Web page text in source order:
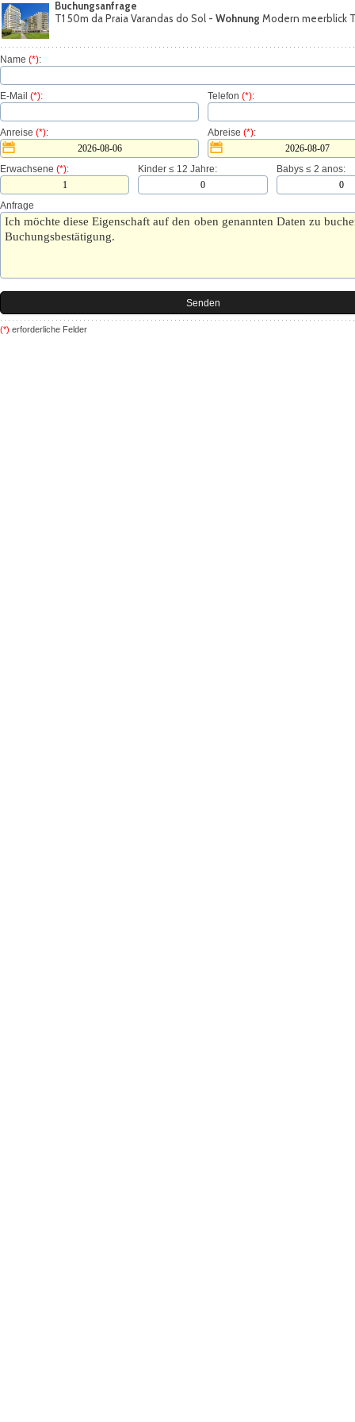
Buchungsanfrage
T1 50m da Praia Varandas do Sol - Wohnung Modern meerblick
Name (*):
E-Mail (*): Telefon (*):
Anreise (*): Abreise (*):
Erwachsene (*): Kinder ≤ 12 Jahre: Babys ≤ 2 anos:
Anfrage
(*) erforderliche Felder